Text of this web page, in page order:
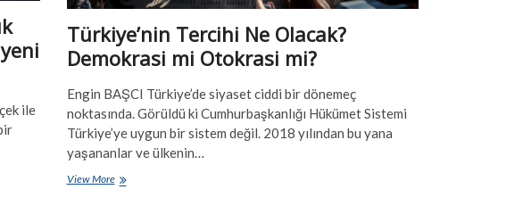
ile
Türkiye’nin Tercihi Ne Olacak?
Demokrasi mi Otokrasi mi?
Engin BAŞCI Türkiye’de siyaset ciddi bir dönemeç
noktasında. Görüldü ki Cumhurbaşkanlığı Hükümet Sistemi
Türkiye’ye uygun bir sistem değil. 2018 yılından bu yana
yaşananlar ve ülkenin…
View MoreTürkiye’nin